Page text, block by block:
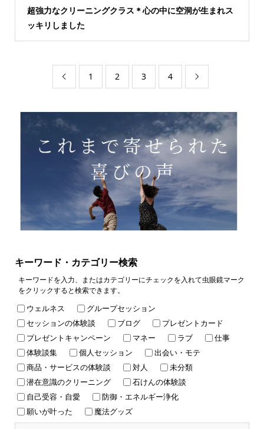
超強力なクリーニングクラス＊心の中に空洞が生まれス
ッキリしました
 1 2 3 4 
キーワード・カテゴリー検索
キーワードを入力、またはカテゴリーにチェックを入れて虫眼鏡マーク
をクリックすると検索できます。
ウェルネス
グループセッション
セッションの体験談
ブログ
プレゼントカード
プレゼントキャンペーン
マネー ラブ
仕事
体験談集
個人セッション
出会い・モテ
商品・サービスの体験談
対人
未分類
潜在意識のクリーニング
石けんの体験談
自己受容・自愛
防御・エネルギー浄化
願いが叶った
魔法グッズ